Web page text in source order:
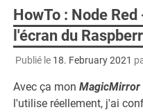
HowTo : Node
l'écran du
Publié le 18. February 2021
Avec ça monMagicMirror
l'utilise réellement, j'ai